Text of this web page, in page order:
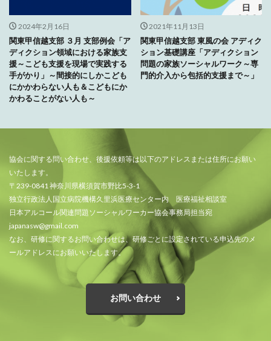
2024年2月16日
関東甲信越支部 ３月 支部例会「ア
ディクション領域における家族支
援～こども支援を現場で実践する
手がかり」～間接的にしかこども
にかかわらない人も＆こどもにか
かわることがない人も～
2021年11月13日
関東甲信越支部 東風の会 アディク
ション基礎講座「アディクション
問題の家族ソーシャルワーク～専
門的介入から包括的支援まで～」
協会に関する問い合わせ、後援依頼等は以下のアドレスまたは住所にお願い
いたします。
〒239-0841 神奈川県横須賀市野比5-3-1
独立行政法人国立病院機構久里浜医療センター内 医療福祉相談室
日本アルコール関連問題ソーシャルワーカー協会事務局担当宛
japanasw@gmail.com
なお、研修に関するお問い合わせは、研修ごとに設定されている申込先のメ
ールアドレスにお願いいたします。
お問い合わせ